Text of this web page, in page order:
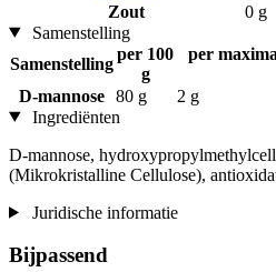
Zout
0 g
Samenstelling
Samenstelling
per 100
g
per
D-mannose 80 g
2 g
Ingrediënten
D-mannose,
(Mikrokristalline Cellulose),
Juridische informatie
Bijpassend